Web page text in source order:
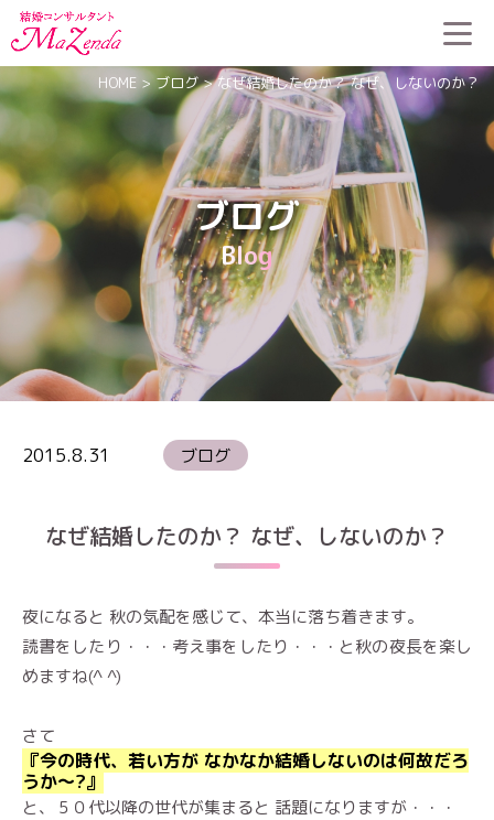
ブログ
Blog
HOME >ブログ>なぜ結婚したのか？ なぜ、しないのか？
2015.8.31 ブログ
なぜ結婚したのか？ なぜ、しないのか？
夜になると 秋の気配を感じて、本当に落ち着きます。
読書をしたり・・・考え事をしたり・・・と秋の夜長を楽し
めますね(^ ^)
さて
『今の時代、若い方が なかなか結婚しないのは何故だろ
うか〜?』
と、５０代以降の世代が集まると 話題になりますが・・・